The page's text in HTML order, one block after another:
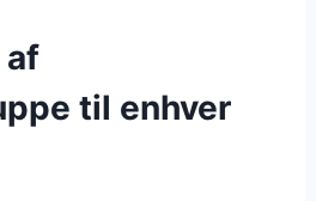
af
til enhver